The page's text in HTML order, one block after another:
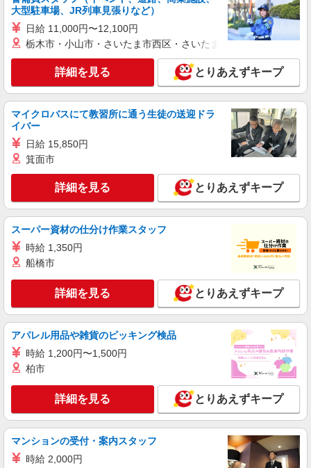
キープ 詳細を見る
派遣社員 NEW
＜塩尻市＞綺麗な病院の看護助手
時給1500円〜2125円 ＜日払い有/週払い有/交
通費全支給(ガソリン代含む)＞
塩尻市
キープ 詳細を見る
株式会社kotrio /●MT-H-2158858
NEW
塩尻市のナースエイド＊初心者でも医療チー
ムの戦力になれる
時給1500円〜2125円 ＜日払い有/週払い有/交
キープ 詳細を見る
派遣社員
株式会社kotrio /●MT-H-2093272
NEW
＜塩尻市＞病院の看護助手＊日払いOK！即
時給1500円〜2125円 ＜日払い有/週払い有/交
通費全支給(ガソリン代含む)＞
塩尻市
キープ 詳細を見る
大型駐車場、JR列車見張りなど）
日給 11,000円〜12,100円
栃木市・小山市・さいたま市西区・さいたま市岩槻区・久喜市・
詳細を見る とりあえずキープ
マイクロバスにて教習所に通う生徒の送迎ドラ
イバー
日給 15,850円
箕面市
詳細を見る とりあえずキープ
スーパー資材の仕分け作業スタッフ
時給 1,350円
船橋市
詳細を見る とりあえずキープ
アパレル用品や雑貨のピッキング検品
時給 1,200円〜1,500円
柏市
詳細を見る とりあえずキープ
マンションの受付・案内スタッフ
時給 2,000円